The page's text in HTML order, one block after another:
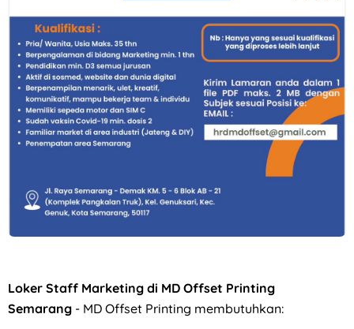
Loker Solo Raya di PT Digizecal Vita Guna Posisi Project
Loker Helper Toko, Driver, Operator Forklift, dll di Toko
Farmosa Group di Solo Raya Hiring Professional
Loker Staff Marketing di MD Offset Printing
Semarang - MD Offset Printing membutuhkan: